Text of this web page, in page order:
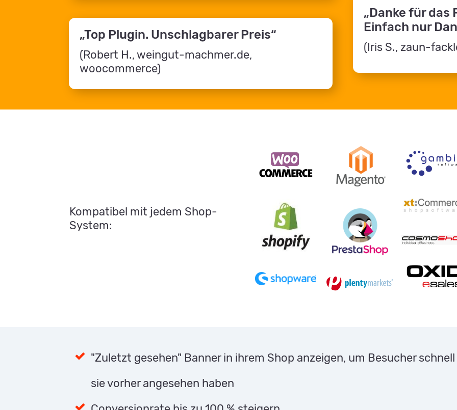
„Top Plugin. Unschlagbarer Preis“
(Robert H., weingut-machmer.de,
woocommerce)
„Danke für das
Einfach nur
(Iris S., zaun-
Kompatibel mit jedem Shop-
System:
"Zuletzt gesehen" Banner in ihrem Shop anzeigen, um Besucher
sie vorher angesehen haben